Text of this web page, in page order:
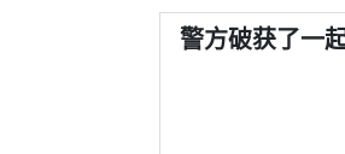
警方破获了一